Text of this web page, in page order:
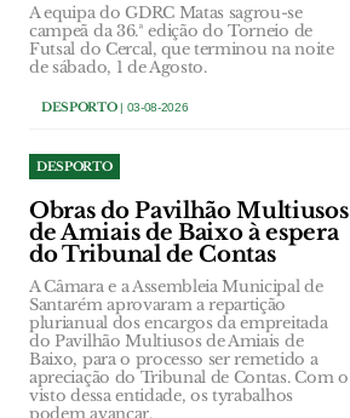
A equipa do GDRC Matas sagrou-se
campeã da 36.ª edição do Torneio de
Futsal do Cercal, que terminou na noite
de sábado, 1 de Agosto.
DESPORTO| 03-08-2026
DESPORTO
Obras do Pavilhão Multiusos
de Amiais de Baixo à espera
do Tribunal de Contas
A Câmara e a Assembleia Municipal de
Santarém aprovaram a repartição
plurianual dos encargos da empreitada
do Pavilhão Multiusos de Amiais de
Baixo, para o processo ser remetido a
apreciação do Tribunal de Contas. Com o
visto dessa entidade, os tyrabalhos
podem avançar.